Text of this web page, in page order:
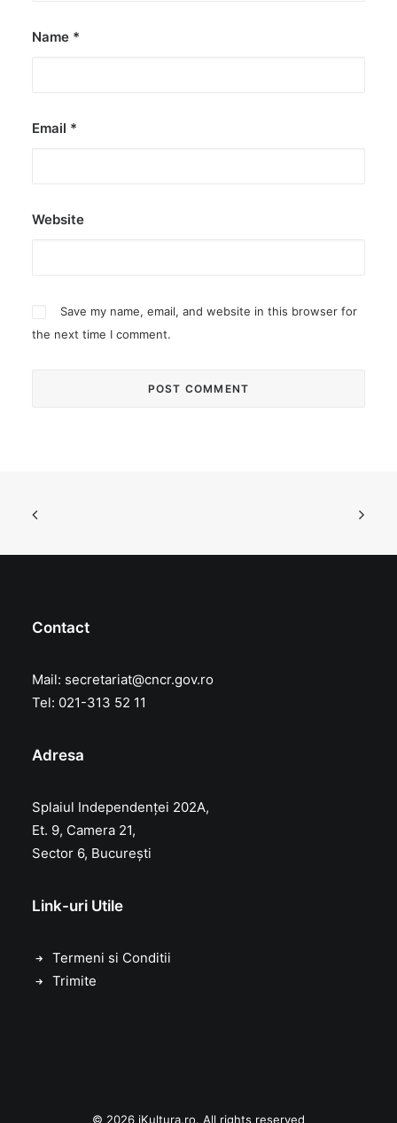
Name *
Email *
Website
Save my name, email, and website in this browser for
the next time I comment.
Contact
Mail: secretariat@cncr.gov.ro
Tel: 021-313 52 11
Adresa
Splaiul Independenței 202A,
Et. 9, Camera 21,
Sector 6, București
Link-uri Utile
Termeni si Conditii
Trimite
© 2026 iKultura.ro. All rights reserved